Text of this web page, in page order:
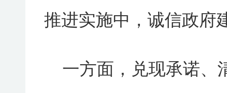
推进实施中，诚信政府
一方面，兑现承诺、